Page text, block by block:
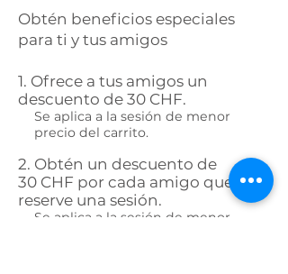
Obtén beneficios especiales
para ti y tus amigos
Ofrece a tus amigos un
descuento de 30 CHF.
Se aplica a la sesión de menor
precio del carrito.
Obtén un descuento de
30 CHF por cada amigo que
reserve una sesión.
Se aplica a la sesión de menor